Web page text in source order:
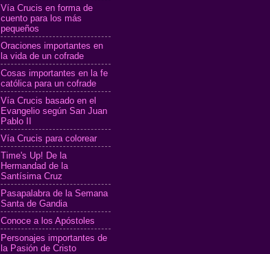
Vía Crucis en forma de
cuento para los más
pequeños
Oraciones importantes en
la vida de un cofrade
Cosas importantes en la fe
católica para un cofrade
Vía Crucis basado en el
Evangelio según San Juan
Pablo II
Vía Crucis para colorear
Time's Up! De la
Hermandad de la
Santísima Cruz
Pasapalabra de la Semana
Santa de Gandia
Conoce a los Apóstoles
Personajes importantes de
la Pasión de Cristo